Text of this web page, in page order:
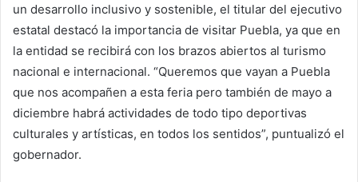
un desarrollo inclusivo y sostenible, el titular del ejecutivo
estatal destacó la importancia de visitar Puebla, ya que en
la entidad se recibirá con los brazos abiertos al turismo
nacional e internacional. “Queremos que vayan a Puebla
que nos acompañen a esta feria pero también de mayo a
diciembre habrá actividades de todo tipo deportivas
culturales y artísticas, en todos los sentidos”, puntualizó el
gobernador.